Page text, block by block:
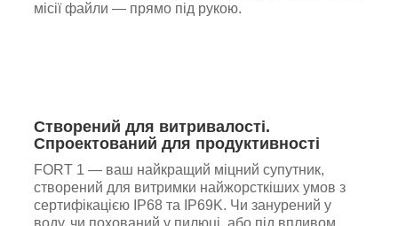
місії файли — прямо під рукою.
Створений для витривалості.
Спроектований для продуктивності
FORT 1 — ваш найкращий міцний супутник,
створений для витримки найжорсткіших умов з
сертифікацією IP68 та IP69K. Чи занурений у